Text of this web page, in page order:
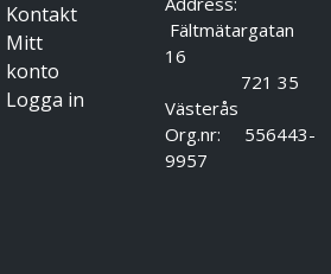
Kontakt
Mitt
konto
Logga in
Fältmätargatan
16
721 35
Västerås
Org.nr: 556443-
9957